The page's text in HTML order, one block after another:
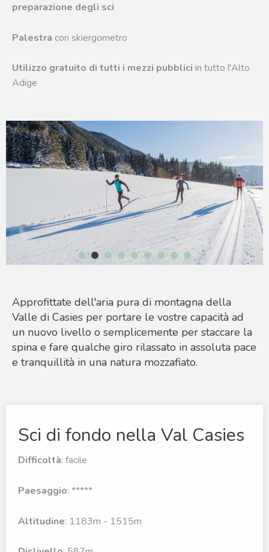
preparazione degli sci
Palestra con skiergometro
Utilizzo gratuito di tutti i mezzi pubblici in tutto l'Alto
Adige
1 2 3 4 5 6 7 8 9
Approfittate dell'aria pura di montagna della
Valle di Casies per portare le vostre capacità ad
un nuovo livello o semplicemente per staccare la
spina e fare qualche giro rilassato in assoluta pace
e tranquillità in una natura mozzafiato.
Sci di fondo nella Val Casies
Difficoltà: facile
Paesaggio: *****
Altitudine: 1183m - 1515m